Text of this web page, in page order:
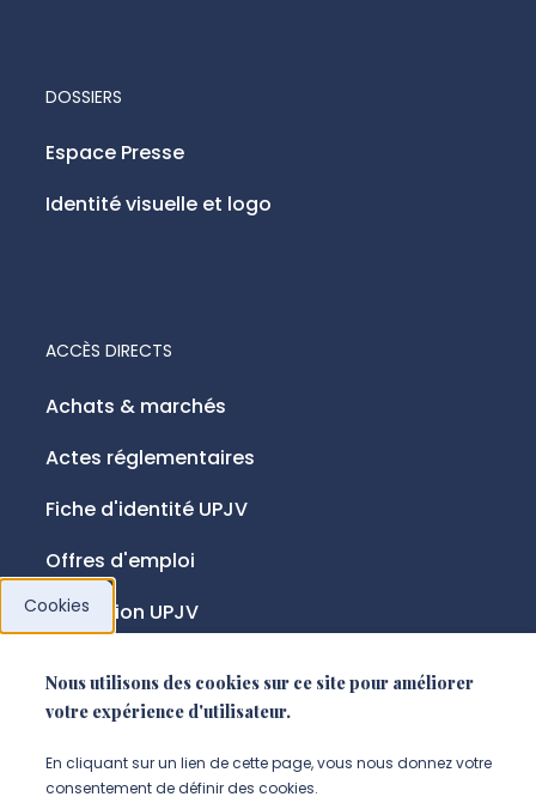
ACCÈS DIRECTS
Achats & marchés
Actes réglementaires
Fiche d'identité UPJV
Offres d'emploi
Fondation UPJV
DOSSIERS
Espace Presse
Identité visuelle et logo
NOUS SUIVRE
Suivez-nous sur instagram
Suivez-nous sur linkedin
Suivez-nous sur
Cookies
Nous utilisons des cookies sur ce site pour améliorer
votre expérience d'utilisateur.
En cliquant sur un lien de cette page, vous nous donnez votre
consentement de définir des cookies.